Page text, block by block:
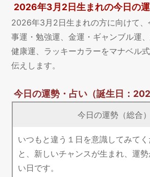
2026年3月2日生まれの今日の
2026年3月2日生まれの方に向けて
事運・勉強運、金運・ギャンブル運、
健康運、ラッキーカラーをマナベル
伝えします。
今日の運勢・占い（誕生日：
今日の運勢（総合）
いつもと違う１日を意識してみて
と、新しいチャンスが生まれ、運
い日です。